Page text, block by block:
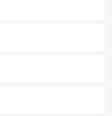
風情を楽しめる外せないスポット